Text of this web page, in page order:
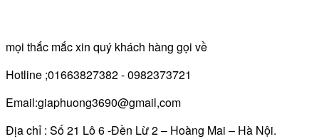
mọi thắc mắc xin quý khách hàng gọi về
Hotline ;01663827382 - 0982373721
Email:giaphuong3690@gmail,com
Địa chỉ : Số 21 Lô 6 -Đền Lừ 2 – Hoàng Mai – Hà Nội.